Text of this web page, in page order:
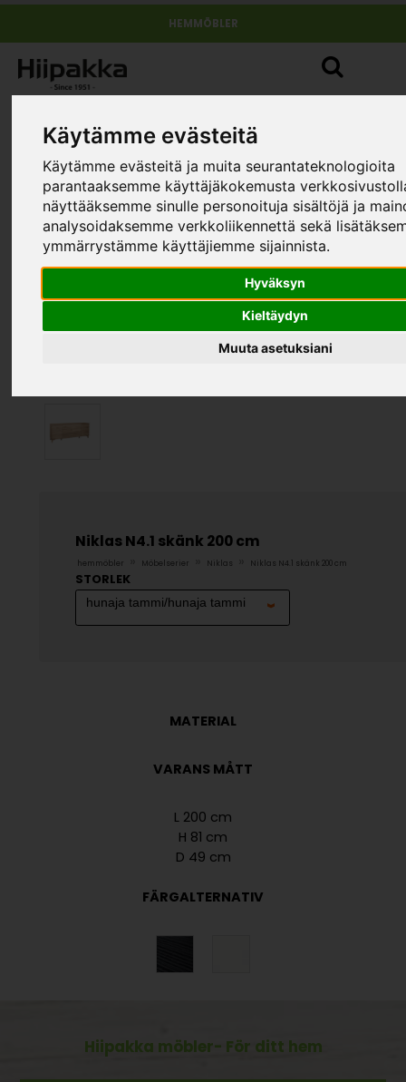
Käytämme evästeitä
Käytämme evästeitä ja muita seurantateknologioita
parantaaksemme käyttäjäkokemusta
näyttääksemme sinulle personoituja sisältöjä ja
analysoidaksemme verkkoliikennettä sekä
ymmärrystämme käyttäjiemme sijainnista.
Hyväksyn
Kieltäydyn
Muuta asetuksiani
HEMMÖBLER
Niklas N4.1 skänk 200 cm
hemmöbler Möbelserier Niklas Niklas N4.1 skänk 200 cm
STORLEK
MATERIAL
VARANS MÅTT
L 200 cm
H 81 cm
D 49 cm
FÄRGALTERNATIV
Hiipakka möbler- För ditt hem